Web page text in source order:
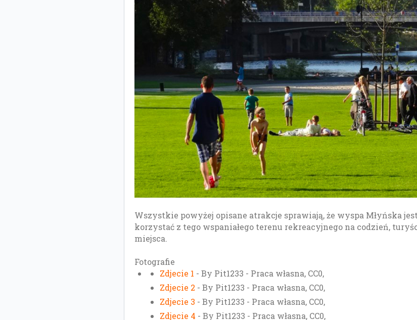
Wszystkie powyżej opisane atrakcje sprawiają, że wyspa Młyńska
korzystać z tego wspaniałego terenu rekreacyjnego na codzień,
miejsca.
Fotografie
Zdjecie 1 - By Pit1233 - Praca własna, CC0,
Zdjecie 2 - By Pit1233 - Praca własna, CC0,
Zdjecie 3 - By Pit1233 - Praca własna, CC0,
Zdjecie 4 - By Pit1233 - Praca własna, CC0,